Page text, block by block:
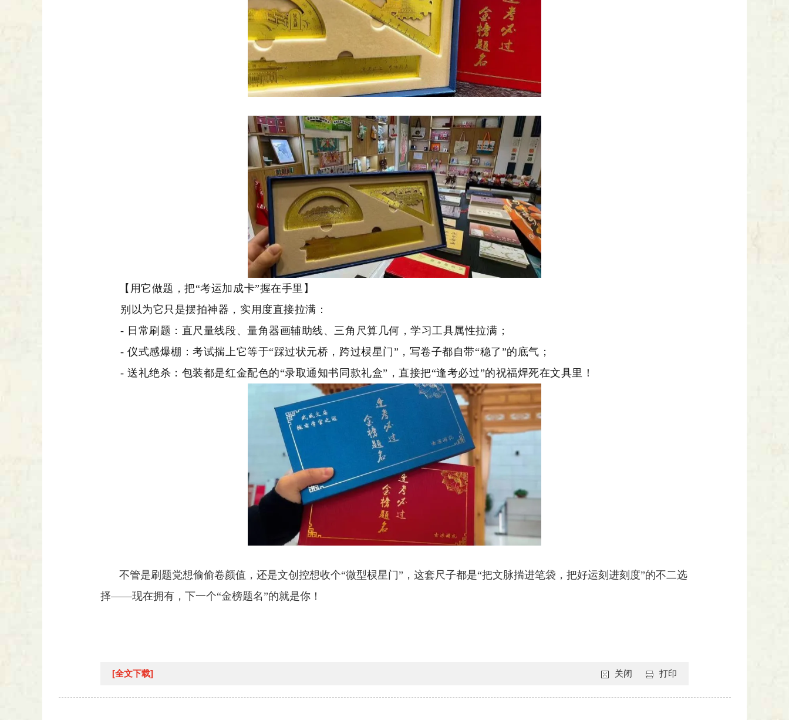
【用它做题，把“考运加成卡”握在手里】
别以为它只是摆拍神器，实用度直接拉满：
- 日常刷题：直尺量线段、量角器画辅助线、三角尺算几何，学习工具属性拉满；
- 仪式感爆棚：考试揣上它等于“踩过状元桥，跨过棂星门”，写卷子都自带“稳了”的底气；
- 送礼绝杀：包装都是红金配色的“录取通知书同款礼盒”，直接把“逢考必过”的祝福焊死在文具里！
不管是刷题党想偷偷卷颜值，还是文创控想收个“微型棂星门”，这套尺子都是“把文脉揣进笔袋，把好运刻进刻度”的不二选
择——现在拥有，下一个“金榜题名”的就是你！
[全文下载] 打印
关闭